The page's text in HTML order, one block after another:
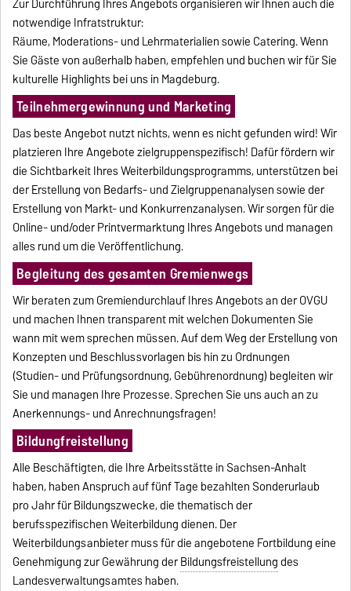
notwendige Infratstruktur:
Räume, Moderations- und Lehrmaterialien sowie Catering. Wenn
Sie Gäste von außerhalb haben, empfehlen und buchen wir für Sie
kulturelle Highlights bei uns in Magdeburg.
Teilnehmergewinnung und Marketing
Das beste Angebot nutzt nichts, wenn es nicht gefunden wird! Wir
platzieren Ihre Angebote zielgruppenspezifisch! Dafür fördern wir
die Sichtbarkeit Ihres Weiterbildungsprogramms, unterstützen bei
der Erstellung von Bedarfs- und Zielgruppenanalysen sowie der
Erstellung von Markt- und Konkurrenzanalysen. Wir sorgen für die
Online- und/oder Printvermarktung Ihres Angebots und managen
alles rund um die Veröffentlichung.
Begleitung des gesamten Gremienwegs
Wir beraten zum Gremiendurchlauf Ihres Angebots an der OVGU
und machen Ihnen transparent mit welchen Dokumenten Sie
wann mit wem sprechen müssen. Auf dem Weg der Erstellung von
Konzepten und Beschlussvorlagen bis hin zu Ordnungen
(Studien- und Prüfungsordnung, Gebührenordnung) begleiten wir
Sie und managen Ihre Prozesse. Sprechen Sie uns auch an zu
Anerkennungs- und Anrechnungsfragen!
Bildungfreistellung
Alle Beschäftigten, die Ihre Arbeitsstätte in Sachsen-Anhalt
haben, haben Anspruch auf fünf Tage bezahlten Sonderurlaub
pro Jahr für Bildungszwecke, die thematisch der
berufsspezifischen Weiterbildung dienen. Der
Weiterbildungsanbieter muss für die angebotene Fortbildung eine
Genehmigung zur Gewährung derBildungsfreistellungdes
Landesverwaltungsamtes haben.